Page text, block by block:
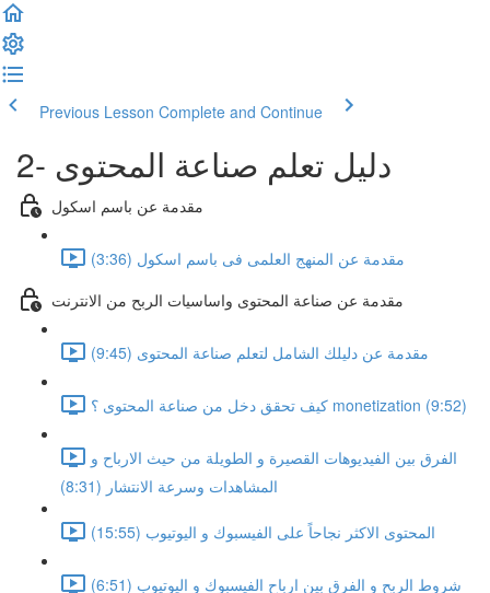
Previous Lesson Complete and Continue
2- دليل تعلم صناعة المحتوى
مقدمة عن باسم اسكول
مقدمة عن المنهج العلمى فى باسم اسكول (3:36)
مقدمة عن صناعة المحتوى واساسيات الربح من الانترنت
مقدمة عن دليلك الشامل لتعلم صناعة المحتوى (9:45)
كيف تحقق دخل من صناعة المحتوى ؟ monetization (9:52)
الفرق بين الفيديوهات القصيرة و الطويلة من حيث الارباح و
المشاهدات وسرعة الانتشار (8:31)
المحتوى الاكثر نجاحاً على الفيسبوك و اليوتيوب (15:55)
شروط الربح و الفرق بين ارباح الفيسبوك و اليوتيوب (6:51)